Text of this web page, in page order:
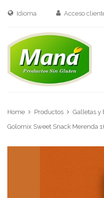
Idioma Acceso
Home Productos
Galletas y
Golomix Sweet Snack Merenda